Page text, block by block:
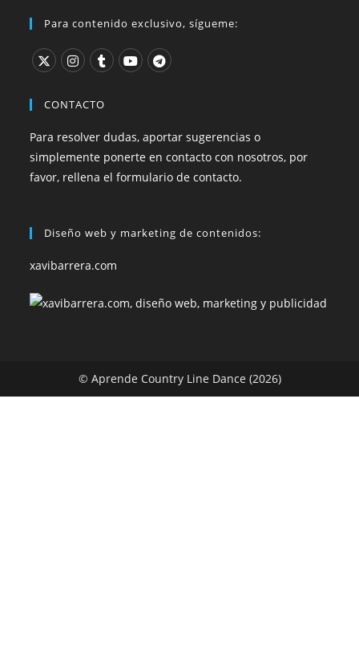
Para contenido exclusivo, sígueme:
CONTACTO
Para resolver dudas, aportar sugerencias o
simplemente ponerte en contacto con nosotros, por
favor, rellena el formulario de contacto.
Diseño web y marketing de contenidos:
xavibarrera.com
© Aprende Country Line Dance (2026)